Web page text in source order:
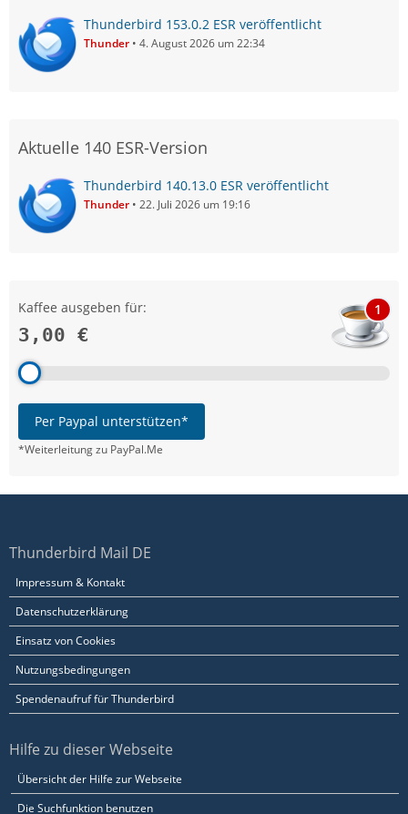
Thunderbird 153.0.2 ESR veröffentlicht
Thunder 4. August 2026 um 22:34
Aktuelle 140 ESR-Version
Thunderbird 140.13.0 ESR veröffentlicht
Thunder 22. Juli 2026 um 19:16
Kaffee ausgeben für:
3,00 €
1
Per Paypal unterstützen*
*Weiterleitung zu PayPal.Me
Thunderbird Mail DE
Impressum & Kontakt
Datenschutzerklärung
Einsatz von Cookies
Nutzungsbedingungen
Spendenaufruf für Thunderbird
Hilfe zu dieser Webseite
Übersicht der Hilfe zur Webseite
Die Suchfunktion benutzen